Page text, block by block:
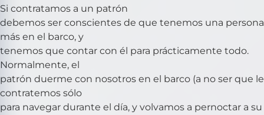
Si contratamos a un patrón
debemos ser conscientes de que tenemos una persona
más en el barco, y
tenemos que contar con él para prácticamente todo.
Normalmente, el
patrón duerme con nosotros en el barco (a no ser que le
contratemos sólo
para navegar durante el día, y volvamos a pernoctar a su